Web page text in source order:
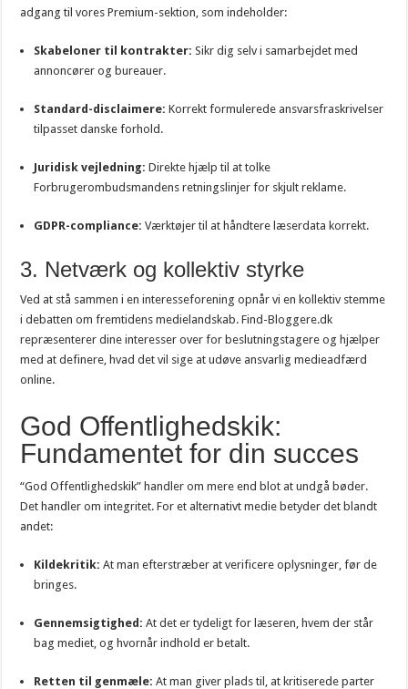
adgang til vores Premium-sektion, som indeholder:
Skabeloner til kontrakter: Sikr dig selv i samarbejdet med
annoncører og bureauer.
Standard-disclaimere: Korrekt formulerede ansvarsfraskrivelser
tilpasset danske forhold.
Juridisk vejledning: Direkte hjælp til at tolke
Forbrugerombudsmandens retningslinjer for skjult reklame.
GDPR-compliance: Værktøjer til at håndtere læserdata korrekt.
3. Netværk og kollektiv styrke
Ved at stå sammen i en interesseforening opnår vi en kollektiv stemme
i debatten om fremtidens medielandskab. Find-Bloggere.dk
repræsenterer dine interesser over for beslutningstagere og hjælper
med at definere, hvad det vil sige at udøve ansvarlig medieadfærd
online.
God Offentlighedskik:
Fundamentet for din succes
“God Offentlighedskik” handler om mere end blot at undgå bøder.
Det handler om integritet. For et alternativt medie betyder det blandt
andet:
Kildekritik: At man efterstræber at verificere oplysninger, før de
bringes.
Gennemsigtighed: At det er tydeligt for læseren, hvem der står
bag mediet, og hvornår indhold er betalt.
Retten til genmæle: At man giver plads til, at kritiserede parter